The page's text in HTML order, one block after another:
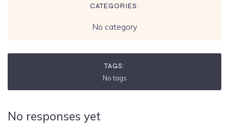
CATEGORIES:
No category
TAGS:
No tags
No responses yet